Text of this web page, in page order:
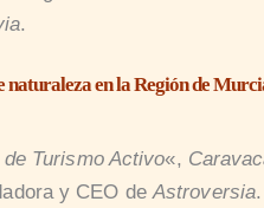
.
naturaleza en la Región de
Turismo Activo«,
y CEO de Astroversia.